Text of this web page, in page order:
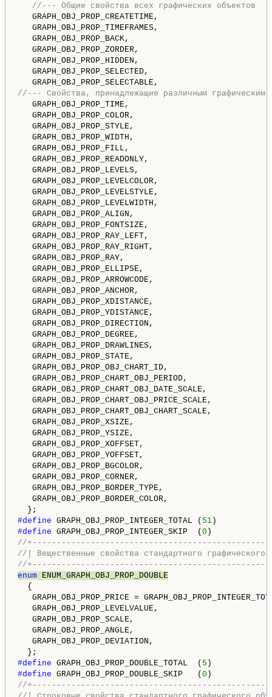
//--- Общие свойства всех графических объектов
//--- Свойства, принадлежащие различным графическим
#define GRAPH_OBJ_PROP_INTEGER_TOTAL ( 51
#define GRAPH_OBJ_PROP_INTEGER_SKIP  ( 0
//
//| Вещественные свойства стандартного графического
//
enum ENUM_GRAPH_OBJ_PROP_DOUBLE
{
GRAPH_OBJ_PROP_PRICE =
#define GRAPH_OBJ_PROP_DOUBLE_TOTAL  ( 5
#define GRAPH_OBJ_PROP_DOUBLE_SKIP   ( 0
//